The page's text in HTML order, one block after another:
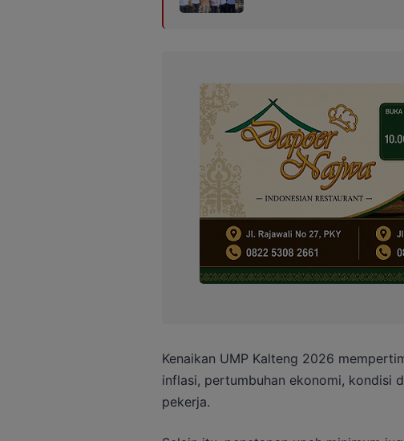
Kenaikan UMP Kalteng 2026
inflasi, pertumbuhan ekonomi, kondisi
pekerja.